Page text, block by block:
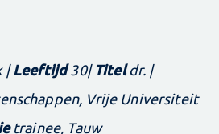
|Leeftijd30| Titeldr. |
Vrije Universiteit
trainee, Tauw